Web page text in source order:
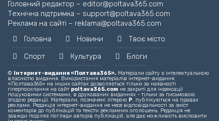
Завантажуємо новину...
Головний редактор – editor@poltava365.com
Технічна підтримка – support@poltava365.com
Реклама на сайті – reklama@poltava365.com
Головна
Новини
Твоє місто